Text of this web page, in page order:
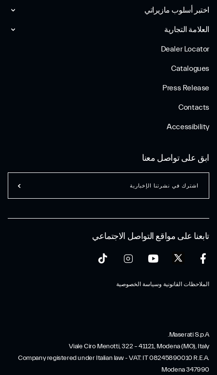
اختبر أسلوب مازیراتي
العلامة التجارية
Dealer Locator
Catalogues
Press Release
Contacts
Accessibility
تابعنا على مواقع التواصل الاجتماعي
الملاحظات القانونية وسياسة الخصوصية
ابق على تواصل معنا
اشترك في نشرتنا الإخبارية
Maserati S.p.A.
Viale Ciro Menotti, 322 – 41121, Modena (MO), Italy
Company registered under Italian law - VAT: IT 08245890010 R.E.A.
Modena 347990